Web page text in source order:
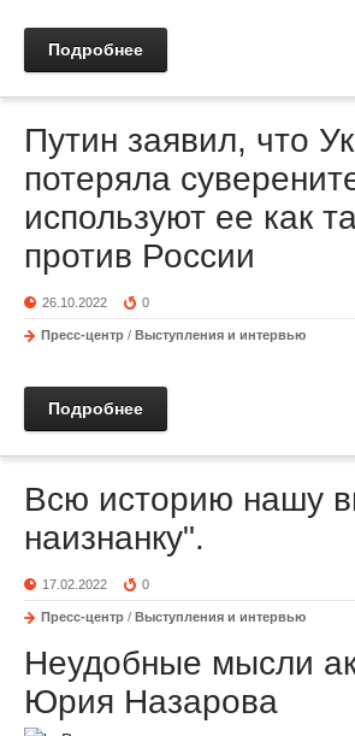
Подробнее
Путин заявил, что
потеряла
используют ее как
против России
26.10.2022 0
Пресс-центр / Выступления и интервью
Подробнее
Всю историю нашу
наизнанку".
17.02.2022 0
Пресс-центр / Выступления и интервью
Неудобные мысли
Юрия Назарова